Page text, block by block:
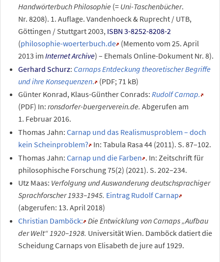
Handwörterbuch Philosophie (= Uni-Taschenbücher.
Nr. 8208). 1. Auflage. Vandenhoeck & Ruprecht / UTB,
Göttingen / Stuttgart 2003, ISBN 3-8252-8208-2
(philosophie-woerterbuch.de (Memento vom 25. April
2013 im Internet Archive) – Ehemals Online-Dokument Nr. 8).
Gerhard Schurz: Carnaps Entdeckung theoretischer Begriffe
und ihre Konsequenzen. (PDF; 71 kB)
Günter Konrad, Klaus-Günther Conrads: Rudolf Carnap.
(PDF) In: ronsdorfer-buergerverein.de. Abgerufen am
1. Februar 2016.
Thomas Jahn: Carnap und das Realismusproblem – doch
kein Scheinproblem? In: Tabula Rasa 44 (2011). S. 87–102.
Thomas Jahn: Carnap und die Farben . In: Zeitschrift für
philosophische Forschung 75(2) (2021). S. 202–234.
Utz Maas: Verfolgung und Auswanderung deutschsprachiger
Sprachforscher 1933–1945. Eintrag Rudolf Carnap
(abgerufen: 13. April 2018)
Christian Damböck: Die Entwicklung von Carnaps „Aufbau
der Welt“ 1920–1928. Universität Wien. Damböck datiert die
Scheidung Carnaps von Elisabeth de jure auf 1929.